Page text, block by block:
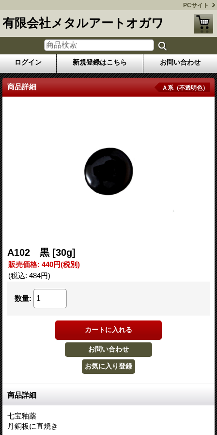
PCサイト
有限会社メタルアートオガワ
ログイン 新規登録はこちら お問い合わせ
商品詳細 Ａ系（不透明色）
A102 黒 [30g]
販売価格: 440円(税別)
(税込: 484円)
数量:
商品詳細
七宝釉薬
丹銅板に直焼き